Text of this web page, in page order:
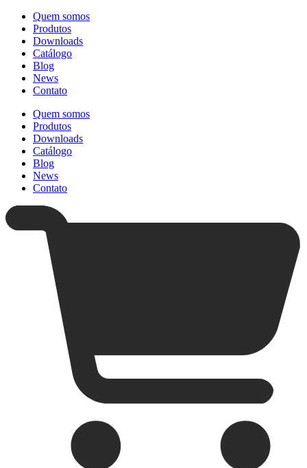
Quem somos
Produtos
Downloads
Catálogo
Blog
News
Contato
Quem somos
Produtos
Downloads
Catálogo
Blog
News
Contato